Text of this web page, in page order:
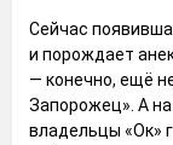
Сейчас
и порождает
— конечно, ещё
Запорожец». А на
владельцы «Ок»